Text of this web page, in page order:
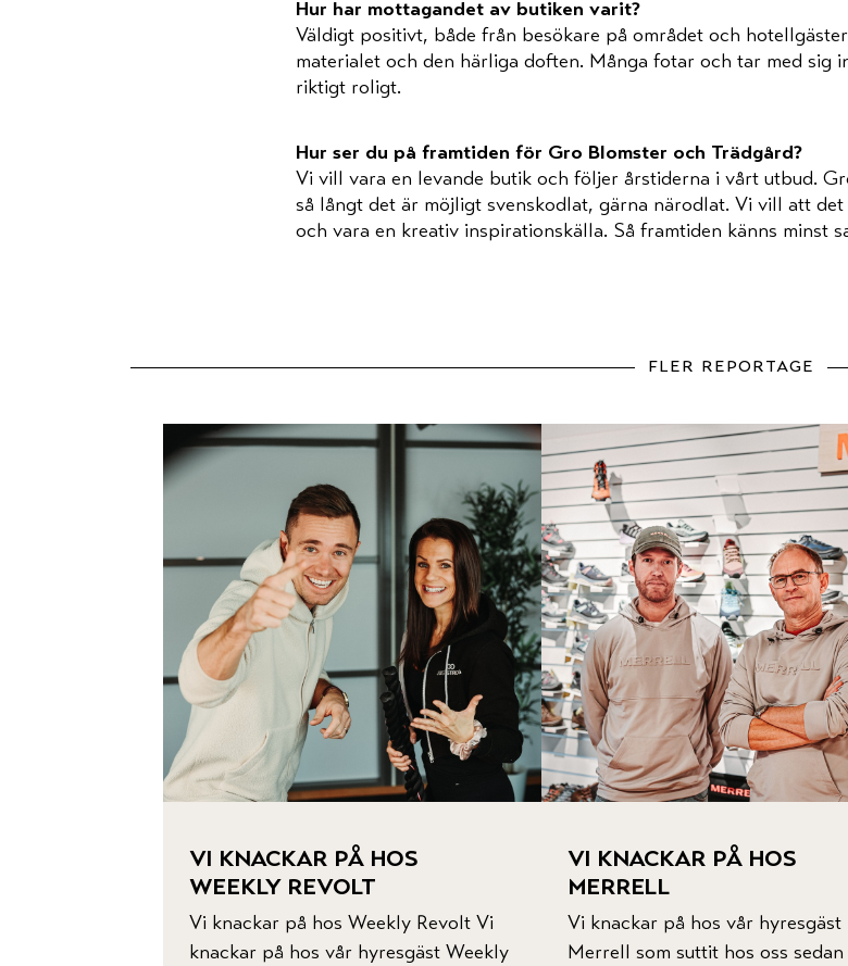
Hur har mottagandet av butiken varit?
Väldigt positivt, både från besökare på området och
materialet och den härliga doften. Många fotar och tar med sig
riktigt roligt.
Hur ser du på framtiden för Gro Blomster och Trädgård?
Vi vill vara en levande butik och följer årstiderna i vårt utbud.
så långt det är möjligt svenskodlat, gärna närodlat. Vi vill att
och vara en kreativ inspirationskälla. Så framtiden känns minst
fler reportage
vi knackar på hos
weekly revolt
Vi knackar på hos Weekly Revolt Vi
knackar på hos vår hyresgäst Weekly
vi knackar på hos
merrell
Vi knackar på hos vår hyresgäst
Merrell som suttit hos oss sedan